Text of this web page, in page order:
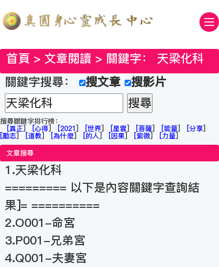
首頁 > 文章閱讀 > 關鍵字： 天梁化科
關鍵字搜尋：
搜文章 搜影片
搜尋關鍵字排行榜：
[真正] [心得] [2021] [世界] [星雲] [菩薩] [能量] [分享]
[勵志] [道教] [為什麼] [的人] [因果] [紫微] [力量]
文章搜尋
1.天梁化科
========= 以下是內容關鍵字查詢結
果]= ==========
2.O001-命宮
3.P001-兄弟宮
4.Q001-夫妻宮